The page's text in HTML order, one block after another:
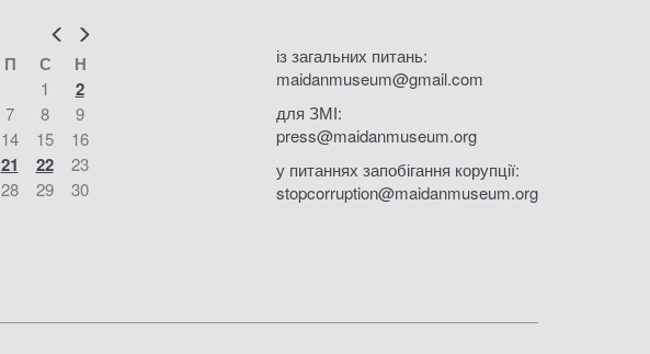
Попер
П С Н
1 2
7 8
9
14 15
16
21 22
23
28 29
30
із загальних питань:
maidanmuseum@gmail.com
для ЗМІ:
press@maidanmuseum.org
у питаннях запобігання корупції:
stopcorruption@maidanmuseum.org